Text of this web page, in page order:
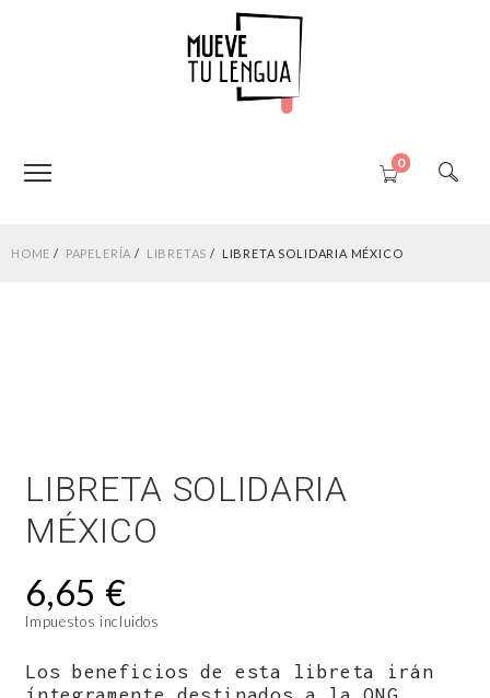
0
HOME PAPELERÍA LIBRETAS LIBRETA SOLIDARIA MÉXICO
LIBRETA SOLIDARIA
MÉXICO
6,65 €
Impuestos incluidos
Los beneficios de esta libreta irán